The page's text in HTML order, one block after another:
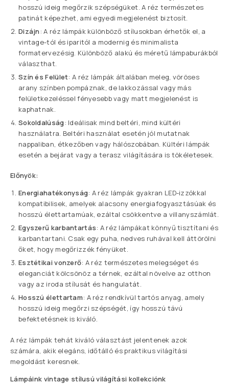
hosszú ideig megőrzik szépségüket. A réz természetes
patinát képezhet, ami egyedi megjelenést biztosít.
Dizájn: A réz lámpák különböző stílusokban érhetők el, a
vintage-tól és iparitól a modernig és minimalista
formatervezésig. Különböző alakú és méretű lámpaburákból
választhat.
Szín és Felület: A réz lámpák általában meleg, vöröses
arany színben pompáznak, de lakkozással vagy más
felületkezeléssel fényesebb vagy matt megjelenést is
kaphatnak.
Sokoldalúság: Ideálisak mind beltéri, mind kültéri
használatra. Beltéri használat esetén jól mutatnak
nappaliban, étkezőben vagy hálószobában. Kültéri lámpák
esetén a bejárat vagy a terasz világítására is tökéletesek.
Előnyök:
Energiahatékonyság: A réz lámpák gyakran LED-izzókkal
kompatibilisek, amelyek alacsony energiafogyasztásúak és
hosszú élettartamúak, ezáltal csökkentve a villanyszámlát.
Egyszerű karbantartás: A réz lámpákat könnyű tisztítani és
karbantartani. Csak egy puha, nedves ruhával kell áttörölni
őket, hogy megőrizzék fényüket.
Esztétikai vonzerő: A réz természetes melegséget és
eleganciát kölcsönöz a térnek, ezáltal növelve az otthon
vagy az iroda stílusát és hangulatát.
Hosszú élettartam: A réz rendkívül tartós anyag, amely
hosszú ideig megőrzi szépségét, így hosszú távú
befektetésnek is kiváló.
A réz lámpák tehát kiváló választást jelentenek azok
számára, akik elegáns, időtálló és praktikus világítási
megoldást keresnek.
Lámpáink vintage stílusú világítási kollekciónk